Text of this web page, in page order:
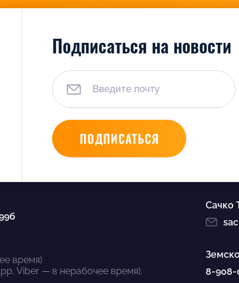
Подписаться на новости
время)
Viber — в нерабочее время).
Сачко
8-908-